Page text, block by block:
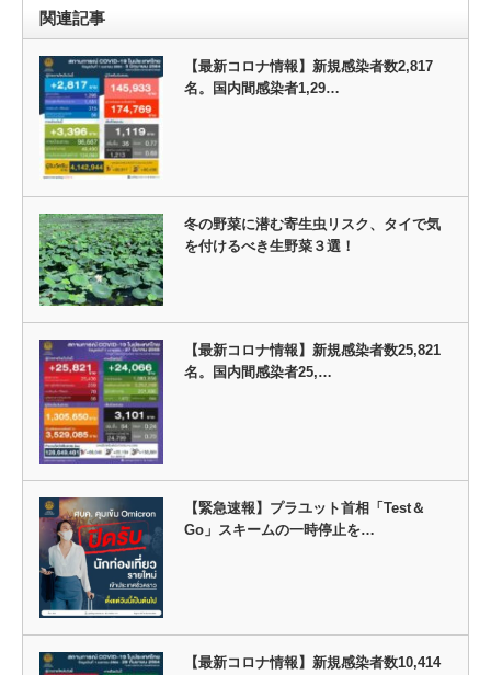
関連記事
【最新コロナ情報】新規感染者数2,817
名。国内間感染者1,29…
冬の野菜に潜む寄生虫リスク、タイで気
を付けるべき生野菜３選！
【最新コロナ情報】新規感染者数25,821
名。国内間感染者25,…
【緊急速報】プラユット首相「Test＆
Go」スキームの一時停止を…
【最新コロナ情報】新規感染者数10,414